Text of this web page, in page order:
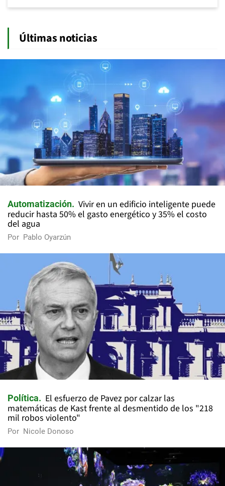
Últimas noticias
Automatización
Vivir en un edificio inteligente puede
reducir hasta 50% el gasto energético y 35% el costo
del agua
Por Pablo Oyarzún
Política
El esfuerzo de Pavez por calzar las
matemáticas de Kast frente al desmentido de los "218
mil robos violento"
Por Nicole Donoso